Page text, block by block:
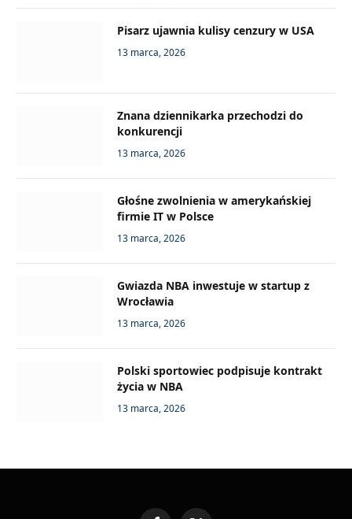
Pisarz ujawnia kulisy cenzury w USA
13 marca, 2026
Znana dziennikarka przechodzi do
konkurencji
13 marca, 2026
Głośne zwolnienia w amerykańskiej
firmie IT w Polsce
13 marca, 2026
Gwiazda NBA inwestuje w startup z
Wrocławia
13 marca, 2026
Polski sportowiec podpisuje kontrakt
życia w NBA
13 marca, 2026